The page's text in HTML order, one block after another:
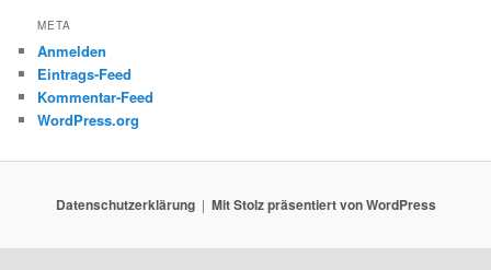
META
Anmelden
Eintrags-Feed
Kommentar-Feed
WordPress.org
Datenschutzerklärung Mit Stolz präsentiert von WordPress